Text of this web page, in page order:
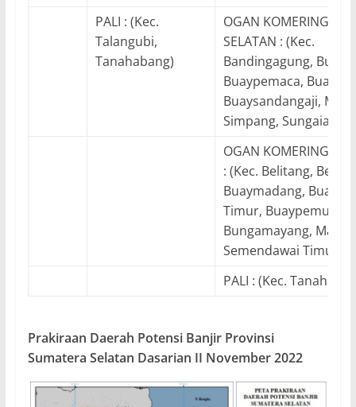
PALI : (Kec.
Talangubi,
Tanahabang)
OGAN KOMERING
SELATAN : (Kec.
Bandingagung,
Buaypemaca,
Buaysandangaji,
Simpang, Sungaiare)
OGAN KOMERING
: (Kec. Belitang,
Buaymadang,
Timur,
Bungamayang,
Semendawai Timur)
PALI : (Kec.
Prakiraan Daerah Potensi Banjir Provinsi
Sumatera Selatan Dasarian II November 2022